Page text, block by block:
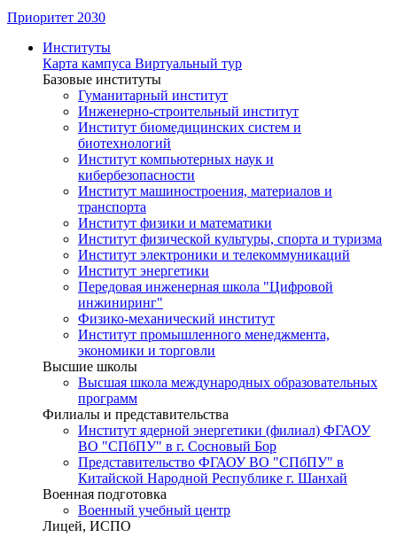
Приоритет 2030
Институты
Карта кампуса Виртуальный тур
Базовые институты
Гуманитарный институт
Инженерно-строительный институт
Институт биомедицинских систем и
биотехнологий
Институт компьютерных наук и
кибербезопасности
Институт машиностроения, материалов и
транспорта
Институт физики и математики
Институт физической культуры, спорта и туризма
Институт электроники и телекоммуникаций
Институт энергетики
Передовая инженерная школа "Цифровой
инжиниринг"
Физико-механический институт
Институт промышленного менеджмента,
экономики и торговли
Высшие школы
Высшая школа международных образовательных
программ
Филиалы и представительства
Институт ядерной энергетики (филиал) ФГАОУ
ВО "СПбПУ" в г. Сосновый Бор
Представительство ФГАОУ ВО "СПбПУ" в
Китайской Народной Республике г. Шанхай
Военная подготовка
Военный учебный центр
Лицей, ИСПО